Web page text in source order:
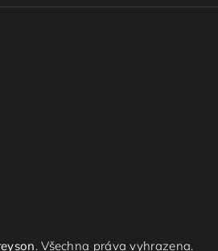
. Všechna práva vyhrazena.